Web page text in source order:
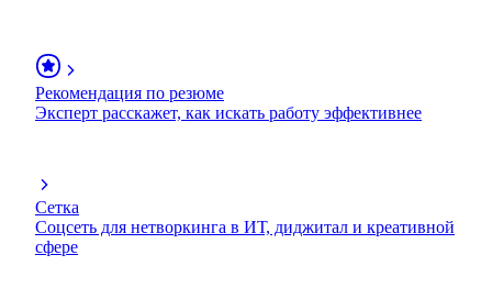
Рекомендация по резюме
Эксперт расскажет, как искать работу эффективнее
Сетка
Соцсеть для нетворкинга в ИТ, диджитал и креативной
сфере